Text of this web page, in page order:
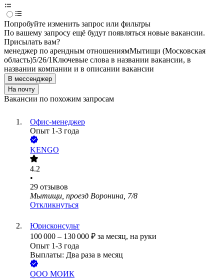
Попробуйте изменить запрос или фильтры
По вашему запросу ещё будут появляться новые вакансии.
Присылать вам?
менеджер по арендным отношениямМытищи (Московская
область)5/26/1Ключевые слова в названии вакансии, в
названии компании и в описании вакансии
В мессенджер
На почту
Вакансии по похожим запросам
Офис-менеджер
Опыт 1-3 года
KENGO
4.2
•
29 отзывов
Мытищи, проезд Воронина, 7/8
Откликнуться
Юрисконсульт
100 000 – 130 000 ₽ за месяц, на руки
Опыт 1-3 года
Выплаты: Два раза в месяц
ООО МОИК